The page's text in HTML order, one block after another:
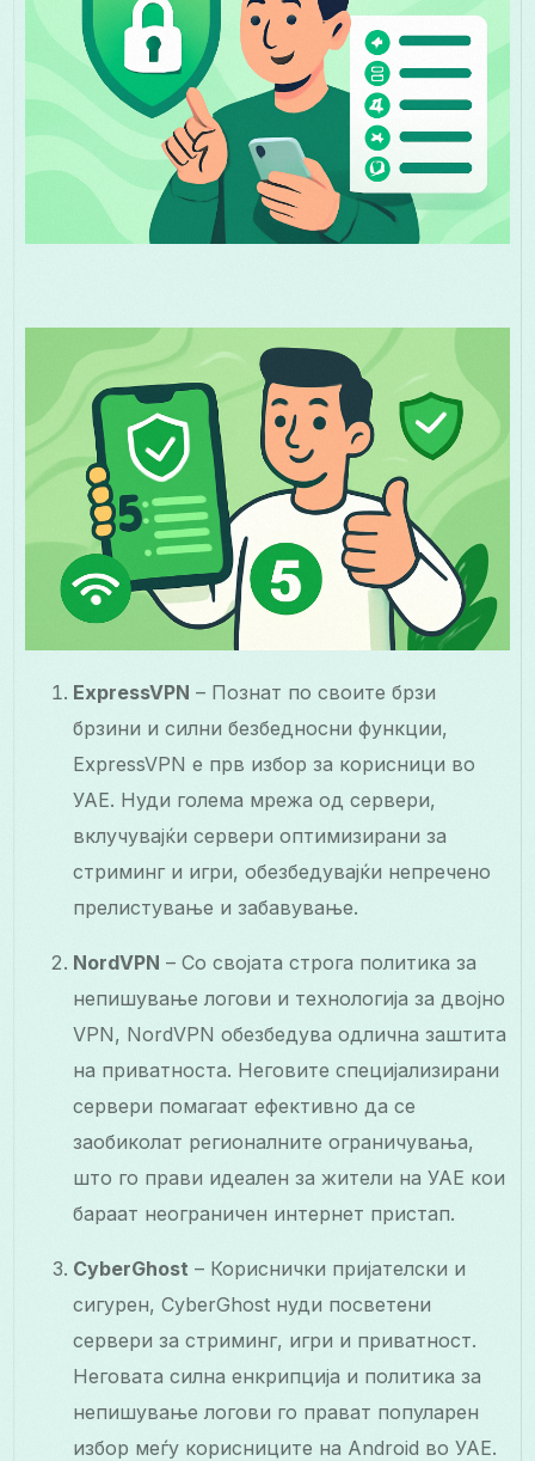
ExpressVPN – Познат по своите брзи
брзини и силни безбедносни функции,
ExpressVPN е прв избор за корисници во
УАЕ. Нуди голема мрежа од сервери,
вклучувајќи сервери оптимизирани за
стриминг и игри, обезбедувајќи непречено
прелистување и забавување.
NordVPN – Со својата строга политика за
непишување логови и технологија за двојно
VPN, NordVPN обезбедува одлична заштита
на приватноста. Неговите специјализирани
сервери помагаат ефективно да се
заобиколат регионалните ограничувања,
што го прави идеален за жители на УАЕ кои
бараат неограничен интернет пристап.
CyberGhost – Кориснички пријателски и
сигурен, CyberGhost нуди посветени
сервери за стриминг, игри и приватност.
Неговата силна енкрипција и политика за
непишување логови го прават популарен
избор меѓу корисниците на Android во УАЕ.